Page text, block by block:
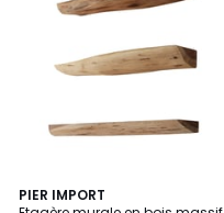
PIER IMPORT
4,4